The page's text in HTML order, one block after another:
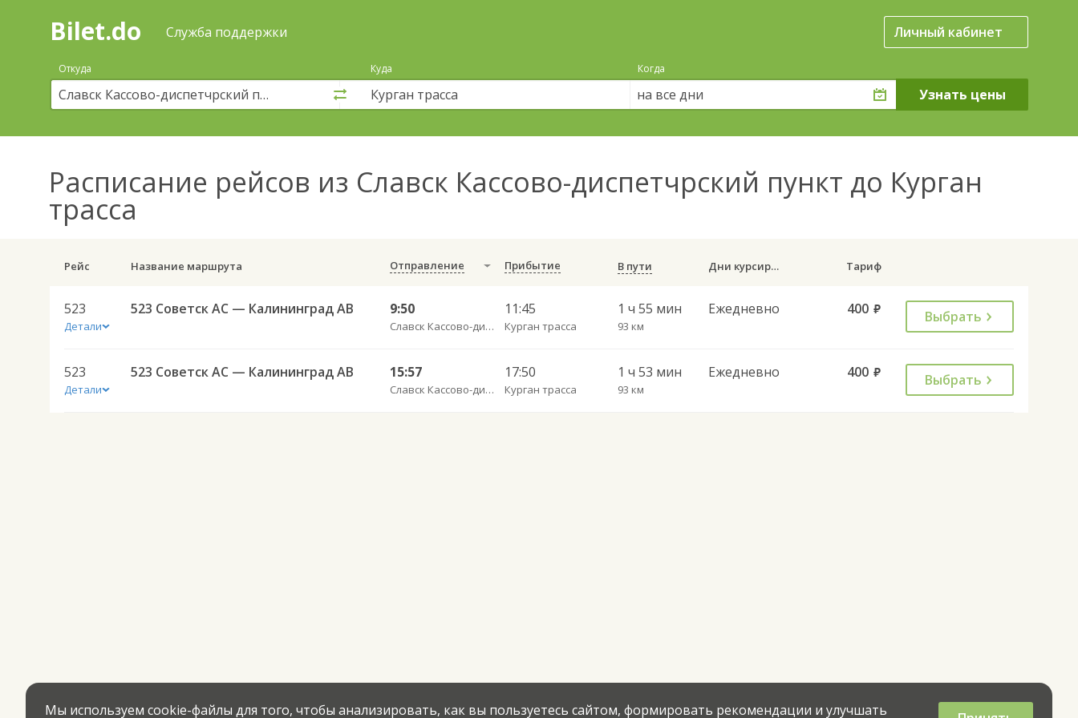
Поиск
покупка
билетов
автобус
онлайн
Bilet.do Служба поддержки Личный кабинет
Откуда Куда Когда
на все дни
Расписание рейсов из Славск Кассово-диспетчрский пункт до Курган
трасса
Рейс Название маршрута Отправление Прибытие В пути Дни курсирования Тариф
523
Детали
523 Советск АС — Калининград АВ 9:50
Славск Кассово-диспетчрский пункт
11:45
Курган трасса
1 ч 55 мин
93 км
Ежедневно 400 руб. Выбрать
523
Детали
523 Советск АС — Калининград АВ 15:57
Славск Кассово-диспетчрский пункт
17:50
Курган трасса
1 ч 53 мин
93 км
Ежедневно 400 руб. Выбрать
Мы используем cookie-файлы для того, чтобы анализировать, как вы пользуетесь сайтом, формировать рекомендации и улучшать